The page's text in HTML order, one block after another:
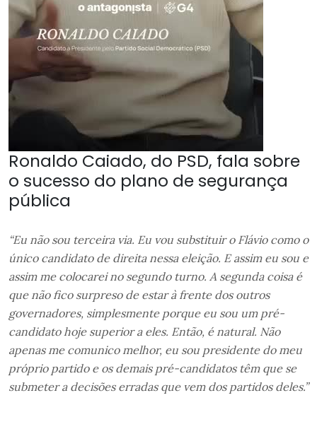
Ronaldo Caiado, do PSD, fala sobre
o sucesso do plano de segurança
pública
“Eu não sou terceira via. Eu vou substituir o Flávio como o
único candidato de direita nessa eleição. E assim eu sou e
assim me colocarei no segundo turno. A segunda coisa é
que não fico surpreso de estar à frente dos outros
governadores, simplesmente porque eu sou um pré-
candidato hoje superior a eles. Então, é natural. Não
apenas me comunico melhor, eu sou presidente do meu
próprio partido e os demais pré-candidatos têm que se
submeter a decisões erradas que vem dos partidos deles.”